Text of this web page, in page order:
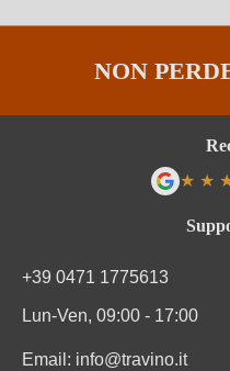
NON
+39 0471 1775613
Lun-Ven, 09:00 - 17:00
Email: info@travino.it
★ ★